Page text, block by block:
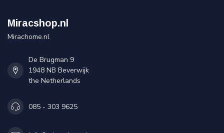
Miracshop.nl
Mirachome.nl
De Brugman 9
1948 NB Beverwijk
the Netherlands
085 - 303 9625